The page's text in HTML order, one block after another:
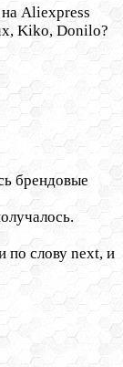
Aliexpress
Kiko, Donilo?
брендовые
по слову next, и